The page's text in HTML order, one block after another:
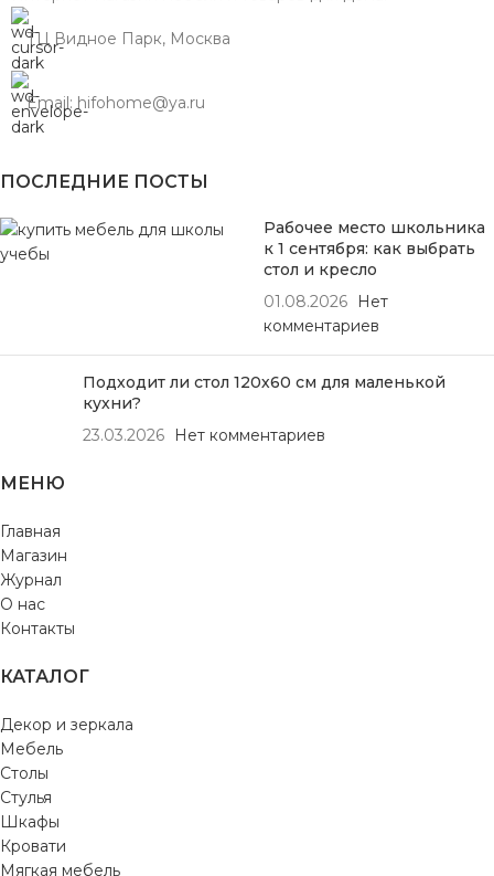
ТЦ Видное Парк, Москва
Email: hifohome@ya.ru
ПОСЛЕДНИЕ ПОСТЫ
Рабочее место школьника
к 1 сентября: как выбрать
стол и кресло
01.08.2026
Нет
комментариев
Подходит ли стол 120х60 см для маленькой
кухни?
23.03.2026
Нет комментариев
МЕНЮ
Главная
Магазин
Журнал
О нас
Контакты
КАТАЛОГ
Декор и зеркала
Мебель
Столы
Стулья
Шкафы
Кровати
Мягкая мебель